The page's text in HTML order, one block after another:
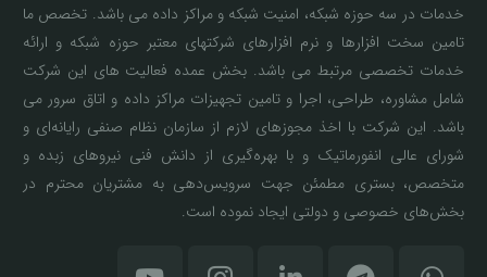
خدمات در سه حوزه شبکه، امنیت شبکه و مراکز داده می باشد. تخصص ما
تامین سخت افزارها و نرم افزارهای شرکتهای معتبر حوزه شبکه و ارائه
خدمات تخصصی مرتبط می باشد. بخش عمده فعالیت های این شرکت
شامل مشاوره، طراحی، اجرا و تامین تجهیزات مراکز داده و اتاق سرور می
باشد. این شرکت با اخذ مجوزهای لازم از سازمان نظام صنفی رایانه‌ای و
شورای عالی انفورماتیک و با بهره‌گیری از دانش فنی نیروهای زبده و
متخصص، بستری مطمئن جهت سرویس‌دهی به مشتریان محترم در
بخش‌های خصوصی و دولتی ایجاد نموده است.